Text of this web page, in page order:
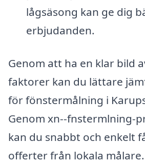
lågsäsong kan ge dig
erbjudanden.
Genom att ha en klar bild
faktorer kan du lättare
för fönstermålning i
Genom xn--fnstermlning-
kan du snabbt och enkelt
offerter från lokala